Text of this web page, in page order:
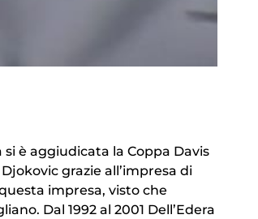
è aggiudicata la Coppa Davis
grazie all’impresa di
impresa, visto che
Dal 1992 al 2001 Dell’Edera